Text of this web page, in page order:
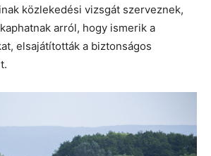
közlekedési vizsgát szerveznek,
arról, hogy ismerik a
elsajátították a biztonságos